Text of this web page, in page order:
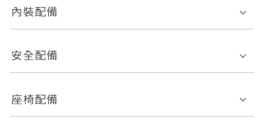
電動天窗
後視鏡方向指示燈
內裝配備
多功能方向盤
恆溫空調
安全配備
前座正面氣囊
座椅配備